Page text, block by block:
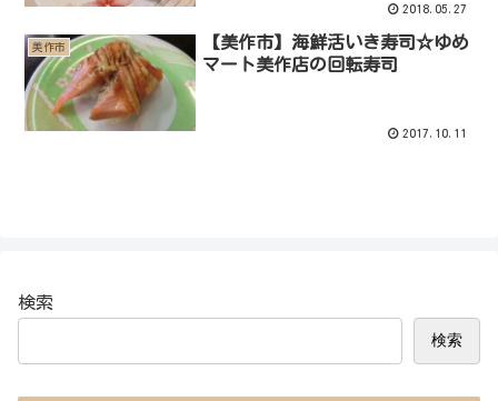
2018.05.27
美作市
【美作市】海鮮活いき寿司☆ゆめ
マート美作店の回転寿司
2017.10.11
検索
検索